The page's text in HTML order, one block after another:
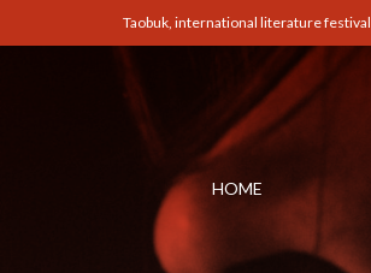
Taobuk, international literature festival
HOME